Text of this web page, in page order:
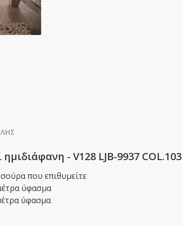
- V128 LJB-9937 COL.103
που επιθυμείτε
ύφασμα
ύφασμα